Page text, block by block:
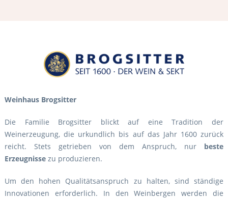
Weinhaus Brogsitter
Die Familie Brogsitter blickt auf eine Tradition der
Weinerzeugung, die urkundlich bis auf das Jahr 1600 zurück
reicht. Stets getrieben von dem Anspruch, nur beste
Erzeugnissezu produzieren.
Um den hohen Qualitätsanspruch zu halten, sind ständige
Innovationen erforderlich. In den Weinbergen werden die